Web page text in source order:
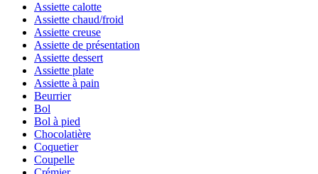
Assiette calotte
Assiette chaud/froid
Assiette creuse
Assiette de présentation
Assiette dessert
Assiette plate
Assiette à pain
Beurrier
Bol
Bol à pied
Chocolatière
Coquetier
Coupelle